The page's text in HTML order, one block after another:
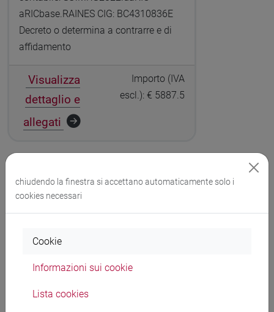
aRICbase.RAINES CIG: BC4310836E
Decreto o determina a contrarre e di
affidamento
Visualizza
dettaglio e
allegati
Importo (IVA
escl.): € 5887.5
A cura di ARIC-PINK
Protocollo del 08/07/2026
Protocollo n. 174102 del 08/07/2026
all’Azione Ufficiale (OA) dell’Ufficio
Europeo dei brevetti (EPO) per la
chiudendo la finestra si accettano automaticamente solo i
cookies necessari
Cookie
Informazioni sui cookie
Lista cookies